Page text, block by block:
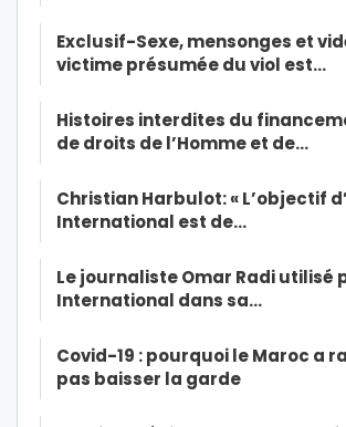
Exclusif-Sexe, mensonges et
victime présumée du viol est…
Histoires interdites du
de droits de l’Homme et de…
Christian Harbulot: « L’objectif
International est de…
Le journaliste Omar Radi utilisé
International dans sa…
Covid-19 : pourquoi le Maroc a
pas baisser la garde